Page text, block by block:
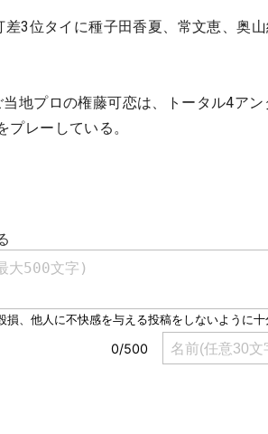
3位タイに種子田香夏、常文恵、奥
地プロの権藤可恋は、トータル4ア
レーしている。